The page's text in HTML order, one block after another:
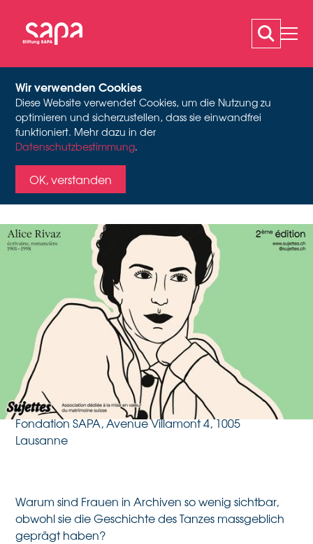
Wir verwenden Cookies
Diese Website verwendet Cookies, um die Nutzung zu
optimieren und sicherzustellen, dass sie einwandfrei
funktioniert. Mehr dazu in der
Datenschutzbestimmung.
OK, verstanden
JOURNÉES DU
MATRIMOINE 2025
Webseite www.sujettes.ch
Matrimoine en
mouvement : archives et
héritage de la danse
contemporaine
20.9.2025
Fondation SAPA, Avenue Villamont 4, 1005
Lausanne
Warum sind Frauen in Archiven so wenig sichtbar,
obwohl sie die Geschichte des Tanzes massgeblich
geprägt haben?